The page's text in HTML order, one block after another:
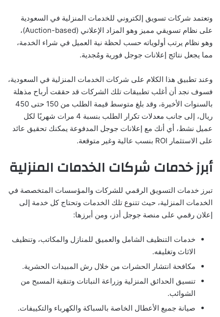
وتعتمد شركات تسويق إلكتروني للخدمات المنزلية في السعودية
على نظام تسويقي مميز وهو المزاد الإعلاني (Auction-based)،
وهو نظام يرتب أولوياته حسب لحظة نية العميل في شراء الخدمة،
مما يجعل نتائج إعلانات جوجل فورية ومُجدية.
وعند تطبيق هذا الكلام على شركات الخدمات المنزلية في السعودية،
فسوف نجد أن أغلب تطبيقات تلك الشركات قد حققت أرباح مذهلة
بالسنوات الأخيرة، وقد بلغ متوسط قيمة الطلب من 150 حتى 450
ريال، إلى جانب معدلات تكرار الطلب بنسبة 4 مرات شهريًا لكل
عميل نشط، أي أنك مع إعلانات جوجل المدفوعة يمكنك تحقيق عائد
على الاستثمار ROI بنسب عالية وغير متوقعة.
أبرز خدمات شركات الخدمات المنزلية
تبرز خدمات التسويق الرقمي للشركات والمؤسسات المتخصصة في
الخدمات المنزلية، حيث تتنوع تلك الخدمات وتحتاج كل خدمة إلى
إعلان رقمي على منصة جوجل أدز، ومن أبرزها:
خدمات التنظيف الشامل والعميق للمنازل والمكاتب، وتنظيف
الاثاث وتغليفه.
مكافحة انتشار الحشرات من خلال رش المبيدات الحشرية.
تنسيق الحدائق المنزلية وزراعة النباتات وتنقية المسبح من
الشوائب.
صيانة جميع الأعطال الخاصة بالسباكة والكهرباء والتكييفات.